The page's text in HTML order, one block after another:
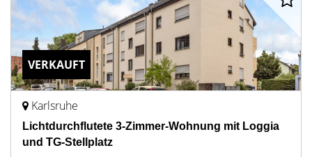
VERKAUFT
Karlsruhe
Lichtdurchflutete 3-Zimmer-Wohnung mit Loggia
und TG-Stellplatz